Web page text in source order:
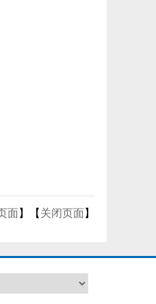
面】【 关闭页面】